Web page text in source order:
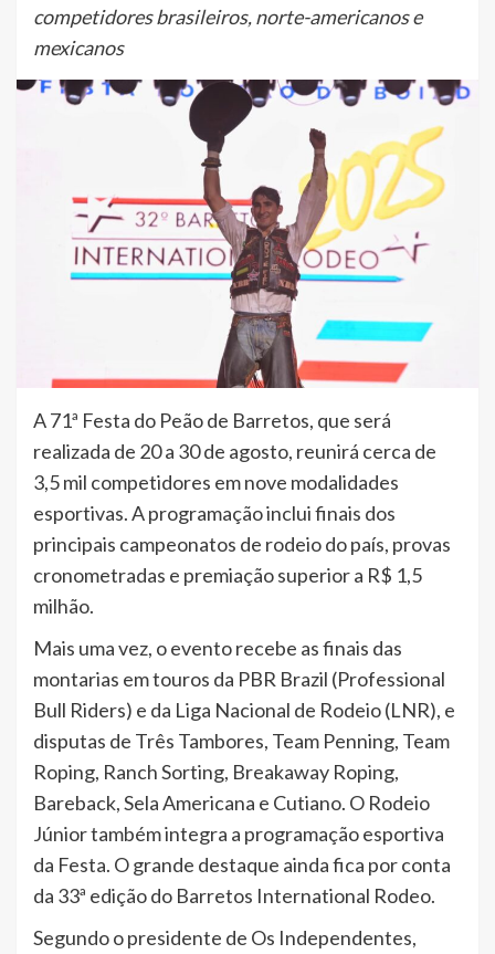
competidores brasileiros, norte-americanos e
mexicanos
A 71ª Festa do Peão de Barretos, que será
realizada de 20 a 30 de agosto, reunirá cerca de
3,5 mil competidores em nove modalidades
esportivas. A programação inclui finais dos
principais campeonatos de rodeio do país, provas
cronometradas e premiação superior a R$ 1,5
milhão.
Mais uma vez, o evento recebe as finais das
montarias em touros da PBR Brazil (Professional
Bull Riders) e da Liga Nacional de Rodeio (LNR), e
disputas de Três Tambores, Team Penning, Team
Roping, Ranch Sorting, Breakaway Roping,
Bareback, Sela Americana e Cutiano. O Rodeio
Júnior também integra a programação esportiva
da Festa. O grande destaque ainda fica por conta
da 33ª edição do Barretos International Rodeo.
Segundo o presidente de Os Independentes,